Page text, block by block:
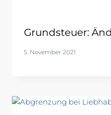
Grundsteuer:
5. November 2021